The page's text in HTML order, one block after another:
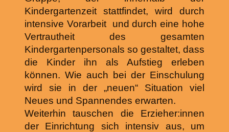
Kindergartenzeit stattfindet, wird durch
intensive Vorarbeit und durch eine hohe
Vertrautheit des gesamten
Kindergartenpersonals so gestaltet, dass
die Kinder ihn als Aufstieg erleben
können. Wie auch bei der Einschulung
wird sie in der „neuen“ Situation viel
Neues und Spannendes erwarten.
Weiterhin tauschen die Erzieher:innen
der Einrichtung sich intensiv aus, um